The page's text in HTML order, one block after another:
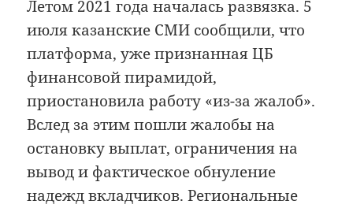
Летом 2021 года началась развязка. 5
июля казанские СМИ сообщили, что
платформа, уже признанная ЦБ
финансовой пирамидой,
приостановила работу «из-за жалоб».
Вслед за этим пошли жалобы на
остановку выплат, ограничения на
вывод и фактическое обнуление
надежд вкладчиков. Региональные